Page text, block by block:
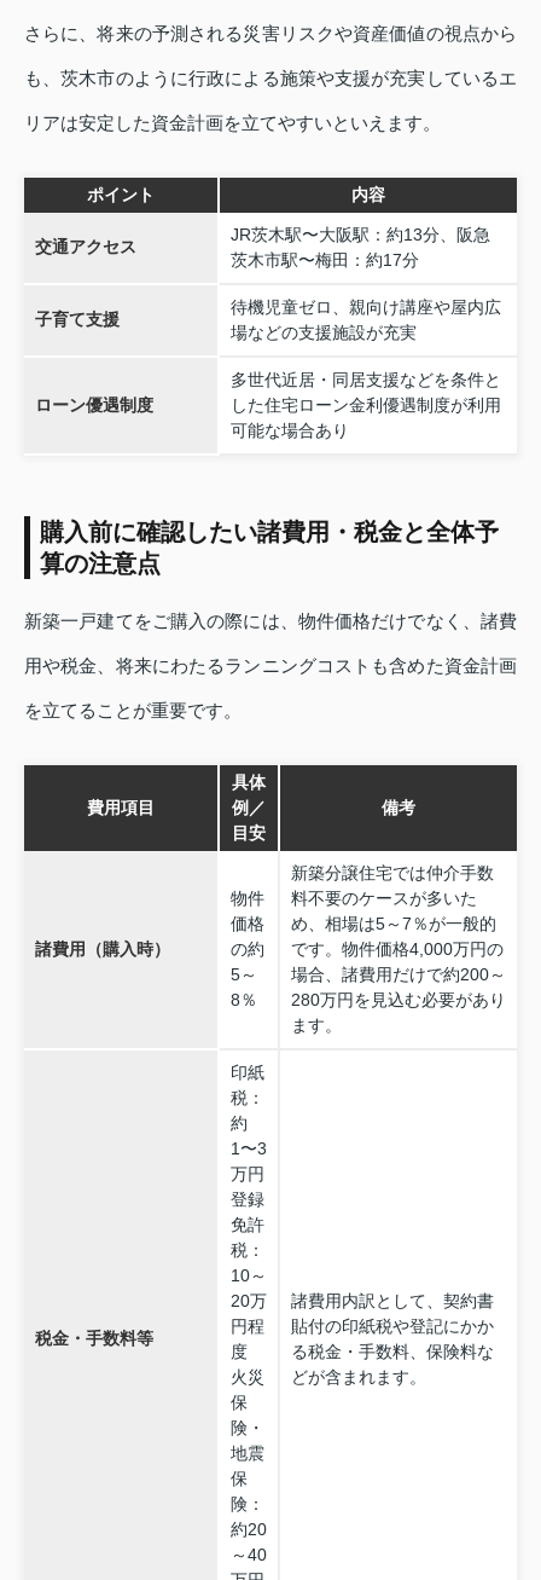
さらに、将来の予測される災害リスクや資産価値の視点から
も、茨木市のように行政による施策や支援が充実しているエ
リアは安定した資金計画を立てやすいといえます。
ポイント 内容
交通アクセス
JR茨木駅〜大阪駅：約13分、阪急
茨木市駅〜梅田：約17分
子育て支援
待機児童ゼロ、親向け講座や屋内広
場などの支援施設が充実
ローン優遇制度
多世代近居・同居支援などを条件と
した住宅ローン金利優遇制度が利用
可能な場合あり
購入前に確認したい諸費用・税金と全体予
算の注意点
新築一戸建てをご購入の際には、物件価格だけでなく、諸費
用や税金、将来にわたるランニングコストも含めた資金計画
を立てることが重要です。
費用項目
具体
例／
目安
備考
諸費用（購入時）
物件
価格
の約
5～
8％
新築分譲住宅では仲介手数
料不要のケースが多いた
め、相場は5～7％が一般的
です。物件価格4,000万円の
場合、諸費用だけで約200～
280万円を見込む必要があり
ます。
税金・手数料等
印紙
税：
約
1〜3
万円
登録
免許
税：
10～
20万
円程
度
火災
保
険・
地震
保
険：
約20
～40
諸費用内訳として、契約書
貼付の印紙税や登記にかか
る税金・手数料、保険料な
どが含まれます。